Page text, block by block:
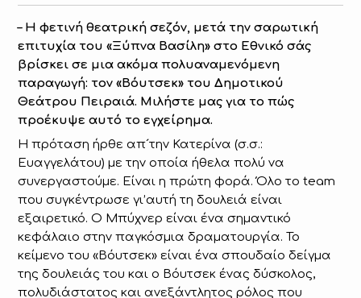
– Η φετινή θεατρική σεζόν, μετά την σαρωτική
επιτυχία του «Ξύπνα Βασίλη» στο Εθνικό σάς
βρίσκει σε μια ακόμα πολυαναμενόμενη
παραγωγή: τον «Βόυτσεκ» του Δημοτικού
Θεάτρου Πειραιά. Μιλήστε μας για το πώς
προέκυψε αυτό το εγχείρημα.
Η πρόταση ήρθε απ´την Κατερίνα (σ.σ.:
Ευαγγελάτου) με την οποία ήθελα πολύ να
συνεργαστούμε. Είναι η πρώτη φορά. Όλο το team
που συγκέντρωσε γι’αυτή τη δουλειά είναι
εξαιρετικό. Ο Μπύχνερ είναι ένα σημαντικό
κεφάλαιο στην παγκόσμια δραματουργία. Το
κείμενο του «Βόυτσεκ» είναι ένα σπουδαίο δείγμα
της δουλειάς του και ο Βόυτσεκ ένας δύσκολος,
πολυδιάστατος και ανεξάντλητος ρόλος που